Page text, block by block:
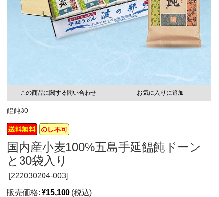
この商品に関する問い合わせ お気に入りに追加
饂飩30
国内産小麦100%五島手延饂飩ドーン
と30袋入り
[222030204-003]
販売価格: ¥15,100 (税込)